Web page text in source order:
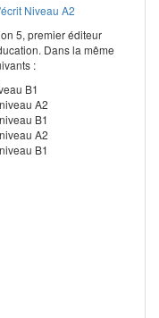
Niveau A2
5, premier éditeur
Dans la même
:
B1
A2
B1
A2
B1